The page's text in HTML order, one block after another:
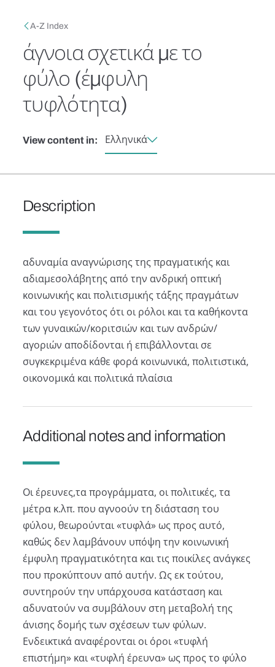
Breadcrumb
A-Z Index
άγνοια σχετικά με το
φύλο (έμφυλη
τυφλότητα)
View content in: Ελληνικά
Description
αδυναμία αναγνώρισης της πραγματικής και
αδιαμεσολάβητης από την ανδρική οπτική
κοινωνικής και πολιτισμικής τάξης πραγμάτων
και του γεγονότος ότι οι ρόλοι και τα καθήκοντα
των γυναικών/κοριτσιών και των ανδρών/
αγοριών αποδίδονται ή επιβάλλονται σε
συγκεκριμένα κάθε φορά κοινωνικά, πολιτιστικά,
οικονομικά και πολιτικά πλαίσια
Additional notes and information
Οι έρευνες,τα προγράμματα, οι πολιτικές, τα
μέτρα κ.λπ. που αγνοούν τη διάσταση του
φύλου, θεωρούνται «τυφλά» ως προς αυτό,
καθώς δεν λαμβάνουν υπόψη την κοινωνική
έμφυλη πραγματικότητα και τις ποικίλες ανάγκες
που προκύπτουν από αυτήν. Ως εκ τούτου,
συντηρούν την υπάρχουσα κατάσταση και
αδυνατούν να συμβάλουν στη μεταβολή της
άνισης δομής των σχέσεων των φύλων.
Ενδεικτικά αναφέρονται οι όροι «τυφλή
επιστήμη» και «τυφλή έρευνα» ως προς το φύλο